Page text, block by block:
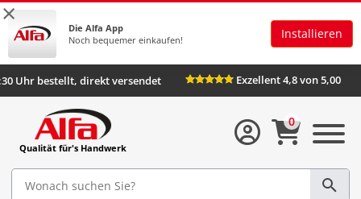
×
Die Alfa App
Noch bequemer einkaufen!
Installieren
Uhr bestellt, direkt versendet Exzellent 4,8 von 5,00
Qualität für's Handwerk
0